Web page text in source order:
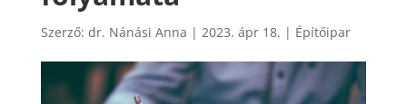
Szerző: dr. Nánási Anna | 2023. ápr 18. | Építőipar